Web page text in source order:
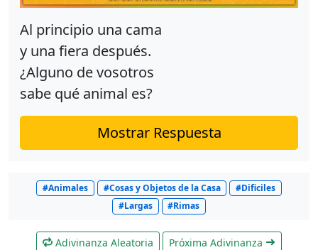
Al principio una cama
y una fiera después.
¿Alguno de vosotros
sabe qué animal es?
Mostrar Respuesta
#Animales #Cosas y Objetos de la Casa
#Dificiles
#Largas
#Rimas
Adivinanza Aleatoria Próxima Adivinanza